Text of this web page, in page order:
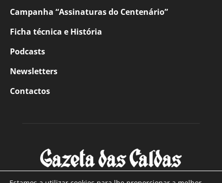
Campanha “Assinaturas do Centenário”
Ficha técnica e História
Podcasts
Newsletters
Contactos